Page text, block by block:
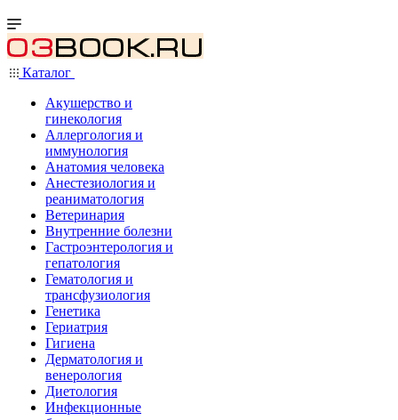
Каталог
Акушерство и
гинекология
Аллергология и
иммунология
Анатомия человека
Анестезиология и
реаниматология
Ветеринария
Внутренние болезни
Гастроэнтерология и
гепатология
Гематология и
трансфузиология
Генетика
Гериатрия
Гигиена
Дерматология и
венерология
Диетология
Инфекционные